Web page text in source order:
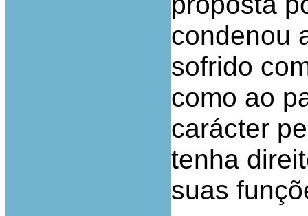
condenou
sofrido
como ao
carácter
tenha
suas